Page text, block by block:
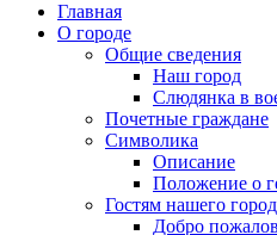
Главная
О городе
Общие сведения
Наш город
Слюдянка в
Почетные граждане
Символика
Описание
Положение о
Гостям нашего
Добро